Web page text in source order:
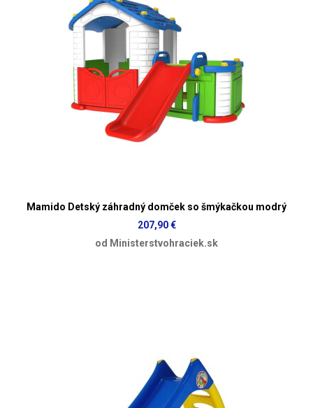
Mamido Detský záhradný domček so šmýkačkou modrý
207,90 €
od Ministerstvohraciek.sk